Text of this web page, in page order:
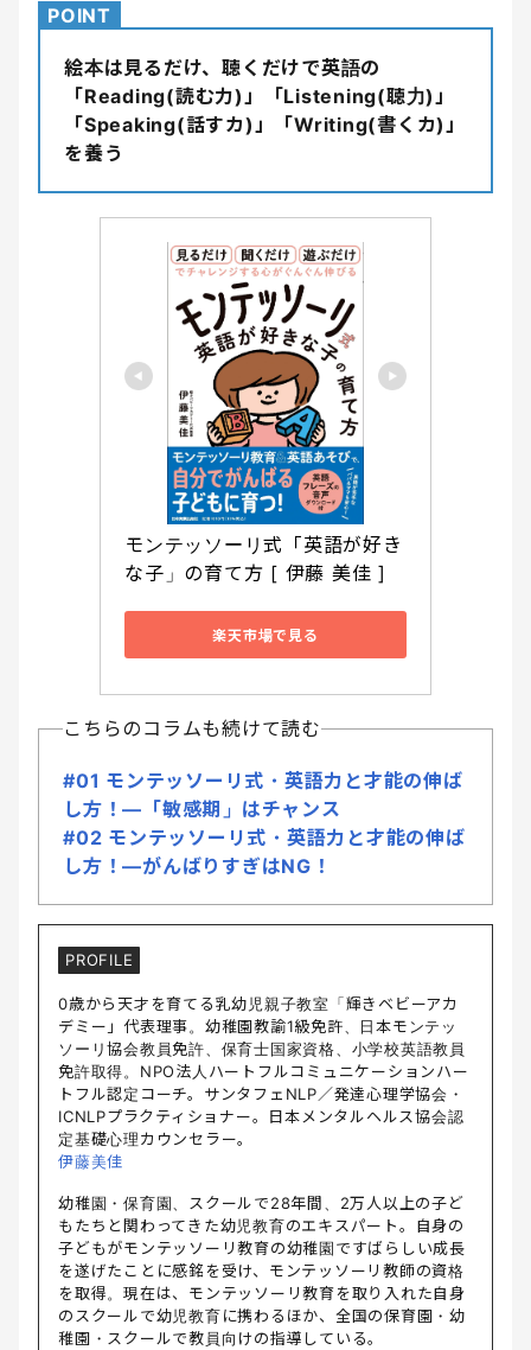
POINT
絵本は見るだけ、聴くだけで英語の
「Reading(読む力)」「Listening(聴力)」
「Speaking(話すカ)」「Writing(書くカ)」
を養う
モンテッソーリ式「英語が好き
な子」の育て方 [ 伊藤 美佳 ]
楽天市場で見る
こちらのコラムも続けて読む
#01 モンテッソーリ式・英語力と才能の伸ば
し方！―「敏感期」はチャンス
#02 モンテッソーリ式・英語力と才能の伸ば
し方！―がんばりすぎはNG！
PROFILE
0歳から天才を育てる乳幼児親子教室「輝きベビーアカ
デミー」代表理事。幼稚園教諭1級免許、日本モンテッ
ソーリ協会教員免許、保育士国家資格、小学校英語教員
免許取得。NPO法人ハートフルコミュニケーションハー
トフル認定コーチ。サンタフェNLP／発達心理学協会・
ICNLPプラクティショナー。日本メンタルヘルス協会認
定基礎心理カウンセラー。
伊藤美佳
幼稚園・保育園、スクールで28年間、2万人以上の子ど
もたちと関わってきた幼児教育のエキスパート。自身の
子どもがモンテッソーリ教育の幼稚園ですばらしい成長
を遂げたことに感銘を受け、モンテッソーリ教師の資格
を取得。現在は、モンテッソーリ教育を取り入れた自身
のスクールで幼児教育に携わるほか、全国の保育園・幼
稚園・スクールで教員向けの指導している。